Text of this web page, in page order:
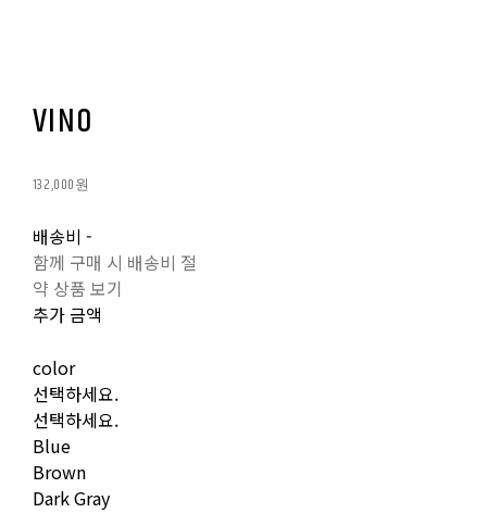
VINO
132,000원
배송비 -
함께 구매 시 배송비 절
약 상품 보기
추가 금액
color
선택하세요.
선택하세요.
Blue
Brown
Dark Gray